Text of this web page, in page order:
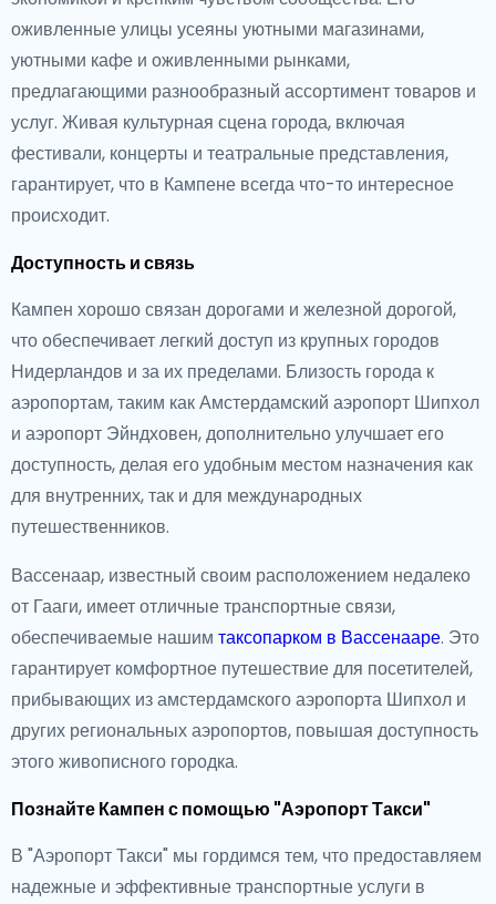
оживленные улицы усеяны уютными магазинами,
уютными кафе и оживленными рынками,
предлагающими разнообразный ассортимент товаров и
услуг. Живая культурная сцена города, включая
фестивали, концерты и театральные представления,
гарантирует, что в Кампене всегда что-то интересное
происходит.
Доступность и связь
Кампен хорошо связан дорогами и железной дорогой,
что обеспечивает легкий доступ из крупных городов
Нидерландов и за их пределами. Близость города к
аэропортам, таким как Амстердамский аэропорт Шипхол
и аэропорт Эйндховен, дополнительно улучшает его
доступность, делая его удобным местом назначения как
для внутренних, так и для международных
путешественников.
Вассенаар, известный своим расположением недалеко
от Гааги, имеет отличные транспортные связи,
обеспечиваемые нашим таксопарком в Вассенааре. Это
гарантирует комфортное путешествие для посетителей,
прибывающих из амстердамского аэропорта Шипхол и
других региональных аэропортов, повышая доступность
этого живописного городка.
Познайте Кампен с помощью "Аэропорт Такси"
В "Аэропорт Такси" мы гордимся тем, что предоставляем
надежные и эффективные транспортные услуги в